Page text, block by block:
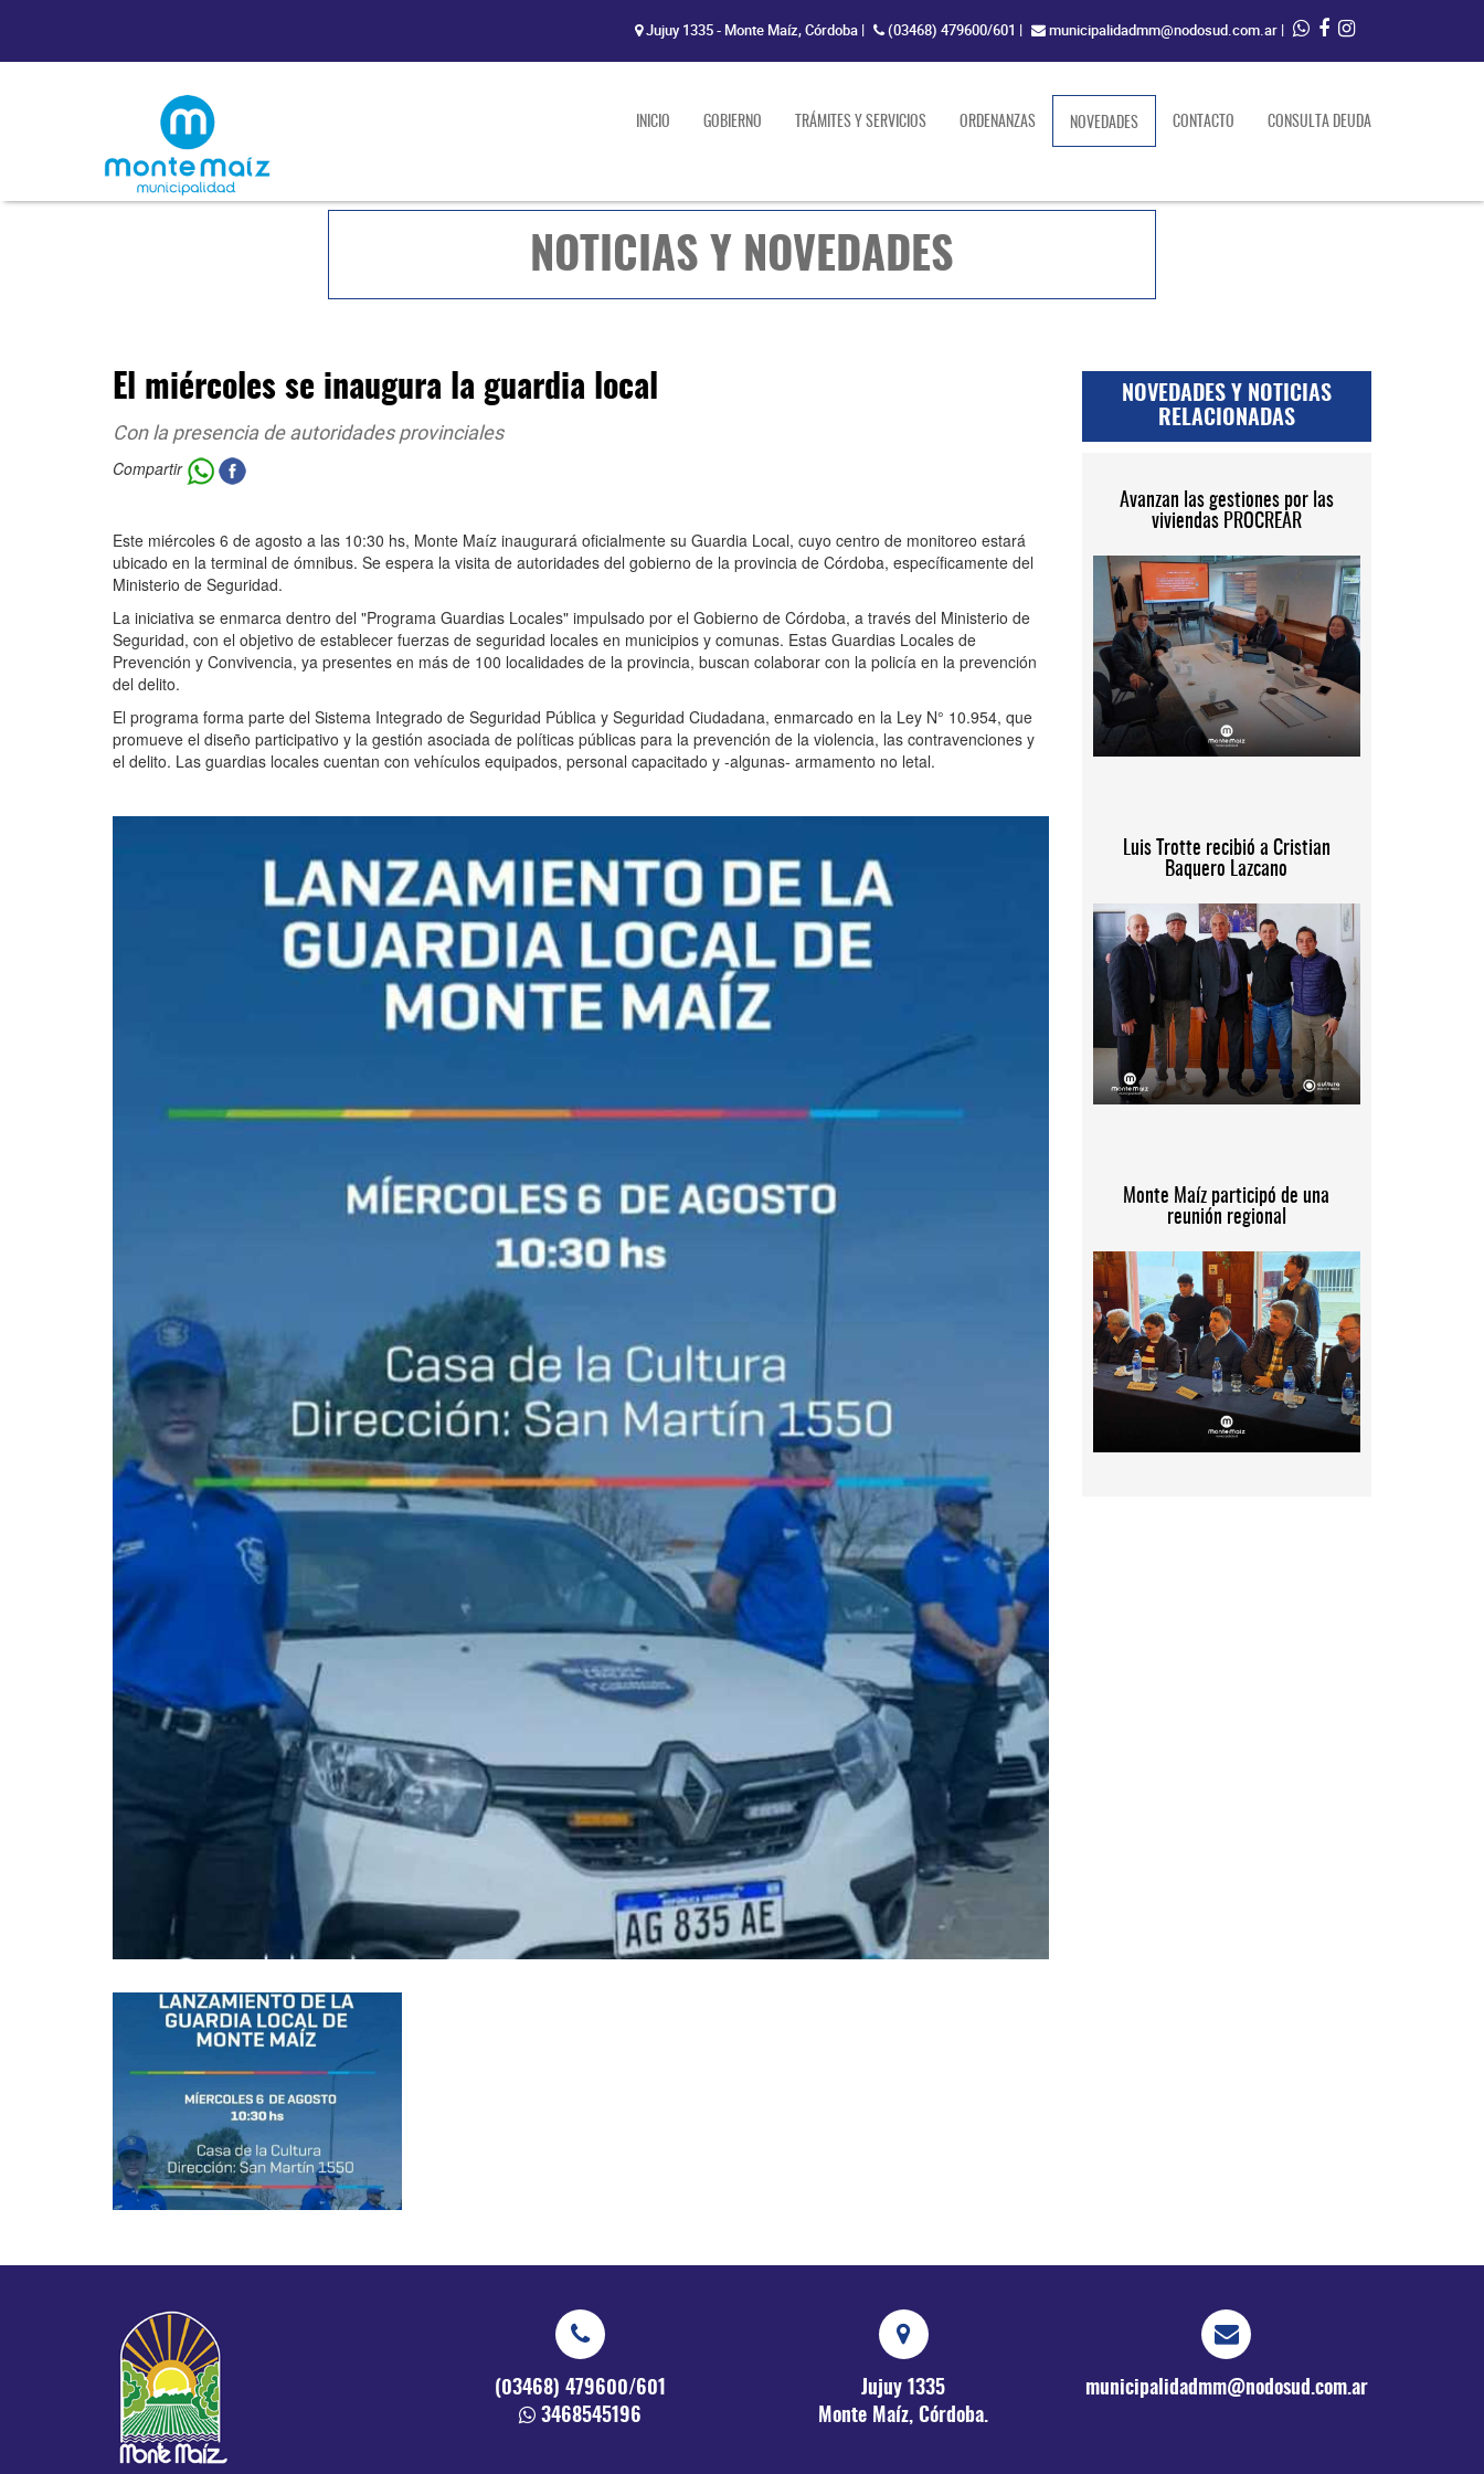
Jujuy 1335 - Monte Maíz, Córdoba | (03468) 479600/601 | municipalidadmm@nodosud.com.ar |
INICIO GOBIERNO TRÁMITES Y SERVICIOS ORDENANZAS NOVEDADES(current)CONTACTO CONSULTA DEUDA
NOTICIAS Y NOVEDADES
El miércoles se inaugura la guardia local
Con la presencia de autoridades provinciales
Compartir
Este miércoles 6 de agosto a las 10:30 hs, Monte Maíz inaugurará oficialmente su Guardia Local, cuyo centro de monitoreo estará
ubicado en la terminal de ómnibus. Se espera la visita de autoridades del gobierno de la provincia de Córdoba, específicamente del
Ministerio de Seguridad.
La iniciativa se enmarca dentro del "Programa Guardias Locales" impulsado por el Gobierno de Córdoba, a través del Ministerio de
Seguridad, con el objetivo de establecer fuerzas de seguridad locales en municipios y comunas. Estas Guardias Locales de
Prevención y Convivencia, ya presentes en más de 100 localidades de la provincia, buscan colaborar con la policía en la prevención
del delito.
El programa forma parte del Sistema Integrado de Seguridad Pública y Seguridad Ciudadana, enmarcado en la Ley N° 10.954, que
promueve el diseño participativo y la gestión asociada de políticas públicas para la prevención de la violencia, las contravenciones y
el delito. Las guardias locales cuentan con vehículos equipados, personal capacitado y -algunas- armamento no letal.
NOVEDADES Y NOTICIAS
RELACIONADAS
Avanzan las gestiones por las
viviendas PROCREAR
Luis Trotte recibió a Cristian
Baquero Lazcano
Monte Maíz participó de una
reunión regional
(03468) 479600/601
3468545196
Jujuy 1335
Monte Maíz, Córdoba.
municipalidadmm@nodosud.com.ar